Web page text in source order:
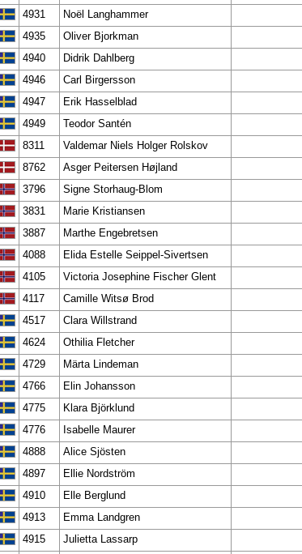
4931 Noël Langhammer
4935 Oliver Bjorkman
4940 Didrik Dahlberg
4946 Carl Birgersson
4947 Erik Hasselblad
4949 Teodor Santén
8311 Valdemar Niels Holger Rolskov
8762 Asger Peitersen Højland
3796 Signe Storhaug-Blom
3831 Marie Kristiansen
3887 Marthe Engebretsen
4088 Elida Estelle Seippel-Sivertsen
4105 Victoria Josephine Fischer Glent
4117 Camille Witsø Brod
4517 Clara Willstrand
4624 Othilia Fletcher
4729 Märta Lindeman
4766 Elin Johansson
4775 Klara Björklund
4776 Isabelle Maurer
4888 Alice Sjösten
4897 Ellie Nordström
4910 Elle Berglund
4913 Emma Landgren
4915 Julietta Lassarp